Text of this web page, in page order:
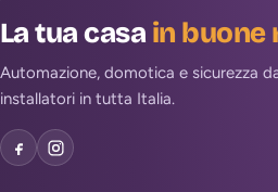
La tua casain buone
Automazione, domotica e sicurezza
installatori in tutta Italia.